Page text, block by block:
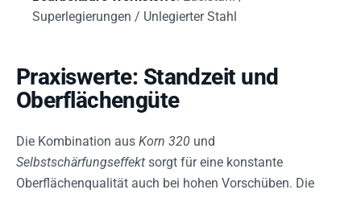
Superlegierungen / Unlegierter Stahl
Praxiswerte: Standzeit und
Oberflächengüte
Die Kombination aus Korn 320 und
Selbstschärfungseffekt sorgt für eine konstante
Oberflächenqualität auch bei hohen Vorschüben. Die